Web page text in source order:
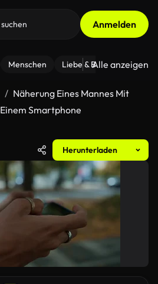
Anmelden
Menschen Liebe & Beziehungen
Alle anzeigen
Näherung Eines Mannes Mit
Einem Smartphone
Herunterladen